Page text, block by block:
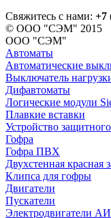
Свяжитесь с нами: +7
© ООО "СЭМ" 2015
ООО "СЭМ"
Автоматы
Автоматические
Выключатель
Дифавтоматы
Логические модули
Плавкие вставки
Устройство
Гофра
Гофра ПВХ
Двухстенная
Клипса для гофры
Двигатели
Пускатели
Электродвигатели